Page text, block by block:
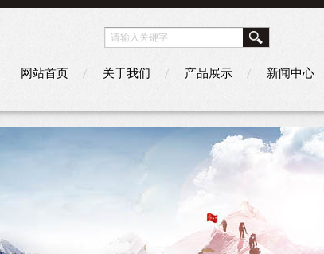
网站首页 关于我们 产品展示 新闻中心